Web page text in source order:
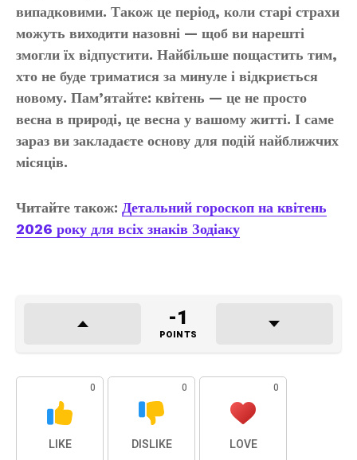
випадковими. Також це період, коли старі страхи
можуть виходити назовні — щоб ви нарешті
змогли їх відпустити. Найбільше пощастить тим,
хто не буде триматися за минуле і відкриється
новому. Пам’ятайте: квітень — це не просто
весна в природі, це весна у вашому житті. І саме
зараз ви закладаєте основу для подій найближчих
місяців.
Читайте також: Детальний гороскоп на квітень
2026 року для всіх знаків Зодіаку
-1
POINTS
0
LIKE
0
DISLIKE
0
LOVE